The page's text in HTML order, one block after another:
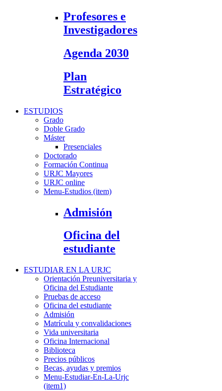
Profesores e
Investigadores
Agenda 2030
Plan
Estratégico
ESTUDIOS
Grado
Doble Grado
Máster
Presenciales
Doctorado
Formación Continua
URJC Mayores
URJC online
Menu-Estudios (item)
Admisión
Oficina del
estudiante
ESTUDIAR EN LA URJC
Orientación Preuniversitaria y
Oficina del Estudiante
Pruebas de acceso
Oficina del estudiante
Admisión
Matrícula y convalidaciones
Vida universitaria
Oficina Internacional
Biblioteca
Precios públicos
Becas, ayudas y premios
Menu-Estudiar-En-La-Urjc
(item1)